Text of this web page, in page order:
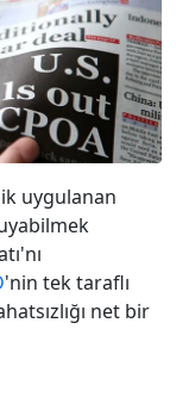
uygulanan
'nin tek taraflı
net bir